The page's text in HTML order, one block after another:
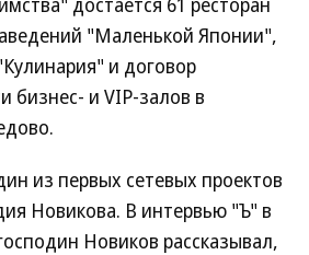
"Маленькой Японии",
и договор
бизнес- и VIP-залов в
из первых сетевых проектов
Новикова. В интервью "Ъ" в
Новиков рассказывал,